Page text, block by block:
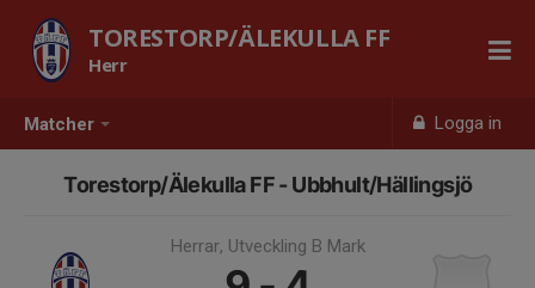
Matcher Logga in
TORESTORP/ÄLEKULLA FF
Herr
Torestorp/Älekulla FF - Ubbhult/Hällingsjö
Herrar, Utveckling B Mark